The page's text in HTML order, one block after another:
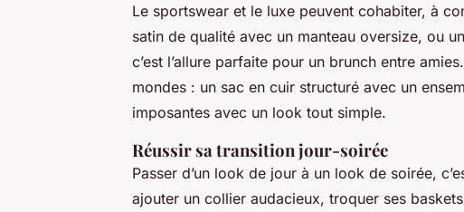
Le sportswear et le luxe peuvent cohabiter, à
satin de qualité avec un manteau oversize, ou
c’est l’allure parfaite pour un brunch entre
mondes : un sac en cuir structuré avec un
imposantes avec un look tout simple.
Réussir sa transition jour-soirée
Passer d’un look de jour à un look de soirée,
ajouter un collier audacieux, troquer ses